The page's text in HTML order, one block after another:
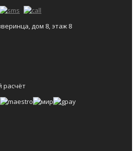
дом 8, этаж 8
расчёт